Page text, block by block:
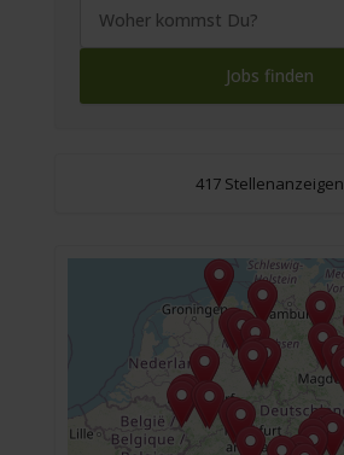
417 Stellenanzeigen